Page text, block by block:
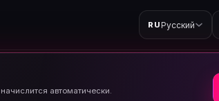
RUРусский
автоматически.